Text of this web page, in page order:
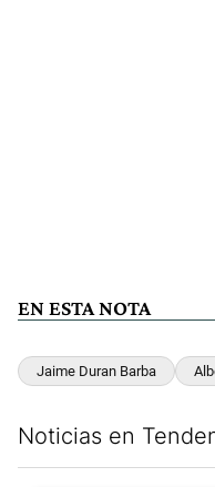
EN ESTA NOTA
Jaime Duran Barba
Noticias en